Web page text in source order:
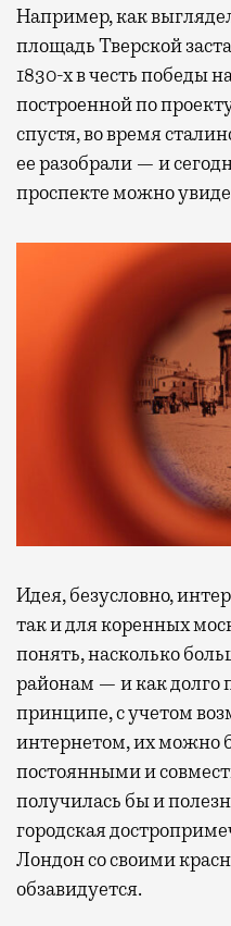
Например, как
площадь Тверской
1830-х в честь победы
построенной по
спустя, во время
ее разобрали — и
проспекте можно
Идея, безусловно,
так и для коренных
понять, насколько
районам — и как долго
принципе, с учетом
интернетом, их можно
постоянными и
получилась бы и
городская
Лондон со своими
обзавидуется.